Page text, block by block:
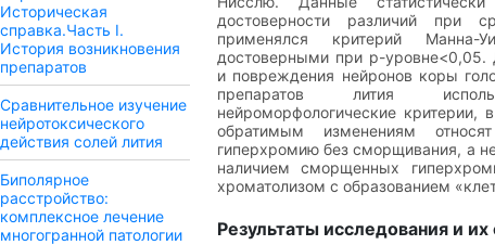
Историческая
справка.Часть I.
История возникновения
препаратов
Сравнительное изучение
нейротоксического
действия солей лития
Биполярное
расстройство:
комплексное лечение
многогранной патологии
достоверности различий при
применялся критерий Манна-
достоверными при p-уровне<0,05.
и повреждения нейронов коры
препаратов лития
нейроморфологические критерии,
обратимым изменениям
гиперхромию без сморщивания, а
наличием сморщенных
хроматолизом с образованием
Результаты исследования и